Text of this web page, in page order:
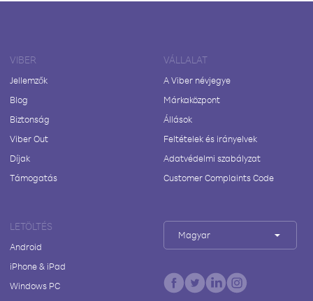
VIBER
Jellemzők
Blog
Biztonság
Viber Out
Díjak
Támogatás
VÁLLALAT
A Viber névjegye
Márkaközpont
Állások
Feltételek és irányelvek
Adatvédelmi szabályzat
Customer Complaints Code
LETÖLTÉS
Android
iPhone & iPad
Windows PC
Magyar